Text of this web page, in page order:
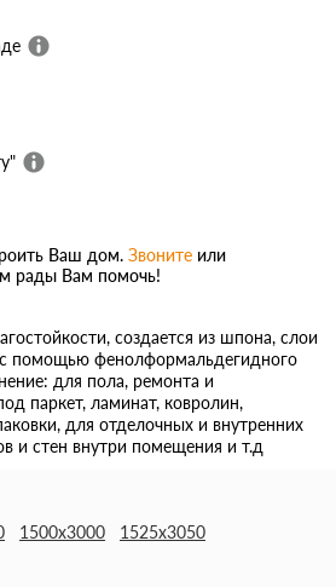
Ваш дом. Звоните или
рады Вам помочь!
создается из шпона, слои
помощью фенолформальдегидного
для пола, ремонта и
паркет, ламинат, ковролин,
для отделочных и внутренних
и стен внутри помещения и т.д
1500х3000 1525х3050